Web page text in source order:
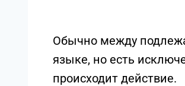
Обычно между
языке, но есть
происходит действие.